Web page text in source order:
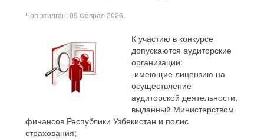
Чоп этилган:09 Феврал 2026
К участию в конкурсе
допускаются аудиторские
организации:
-имеющие лицензию на
осуществление
аудиторской деятельности,
выданный Министерством
финансов Республики Узбекистан и полис
страхования;